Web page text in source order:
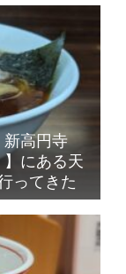
新高円寺
】にある天
ってきた